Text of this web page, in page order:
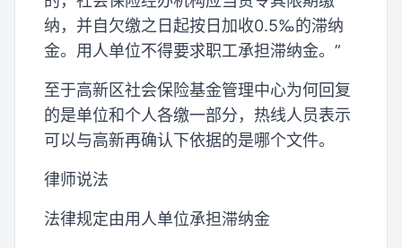
纳，并自欠缴之日起按日加收0.5‰的滞纳
金。用人单位不得要求职工承担滞纳金。”
至于高新区社会保险基金管理中心为何回复
的是单位和个人各缴一部分，热线人员表示
可以与高新再确认下依据的是哪个文件。
律师说法
法律规定由用人单位承担滞纳金